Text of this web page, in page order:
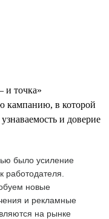
и точка»
кампанию, в которой
и доверие
было усиление
работодателя.
новые
и рекламные
на рынке